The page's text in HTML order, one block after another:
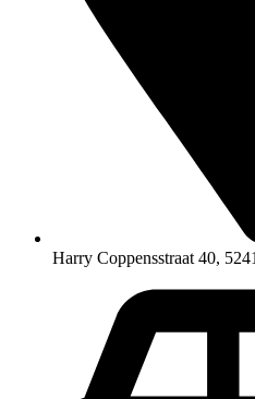
Harry Coppensstraat 40,